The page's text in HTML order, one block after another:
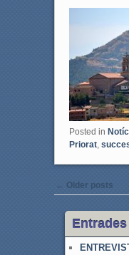
Posted in
Priorat,
Post navigation
← Older posts